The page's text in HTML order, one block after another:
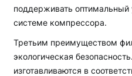
поддерживать оптимальный
системе компрессора.
Третьим преимуществом
экологическая
изготавливаются в